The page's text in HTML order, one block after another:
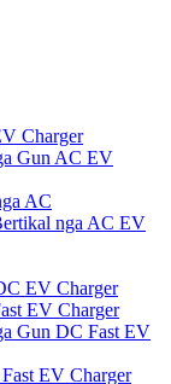
Charger
Gun AC EV
AC
nga AC EV
EV Charger
EV Charger
Gun DC Fast EV
EV Charger